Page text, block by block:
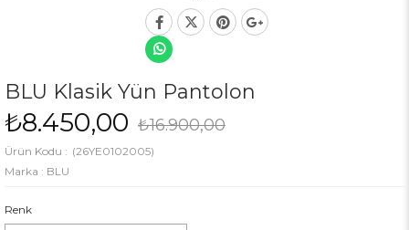
BLU Klasik Yün Pantolon
₺16.900,00
₺8.450,00
(26YE0102005)
Marka : BLU
Renk